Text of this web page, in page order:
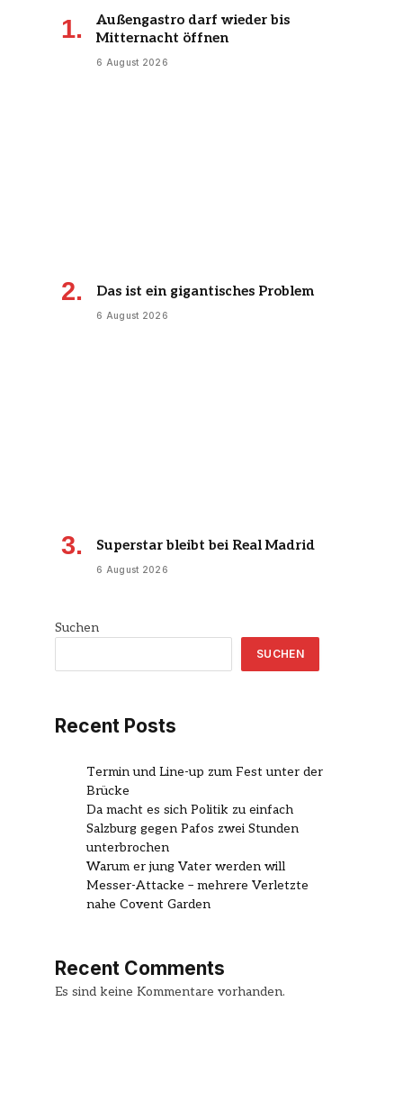
Außengastro darf wieder bis
Mitternacht öffnen
6 August 2026
Das ist ein gigantisches Problem
6 August 2026
Superstar bleibt bei Real Madrid
6 August 2026
Suchen
SUCHEN
Recent Posts
Termin und Line-up zum Fest unter der
Brücke
Da macht es sich Politik zu einfach
Salzburg gegen Pafos zwei Stunden
unterbrochen
Warum er jung Vater werden will
Messer-Attacke – mehrere Verletzte
nahe Covent Garden
Recent Comments
Es sind keine Kommentare vorhanden.